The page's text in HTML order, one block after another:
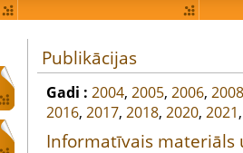
Publikācijas
Gadi : 2004, 2005, 2006, 2008
2016, 2017, 2018, 2020, 2021
Informatīvais materiāls